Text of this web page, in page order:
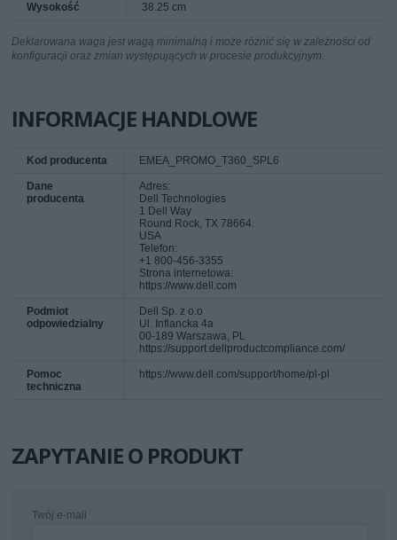
Wysokość 38.25 cm
Deklarowana waga jest wagą minimalną i może różnić się w zależności od
konfiguracji oraz zmian występujących w procesie produkcyjnym.
INFORMACJE HANDLOWE
Kod producenta EMEA_PROMO_T360_SPL6
Dane
producenta
Adres:
Dell Technologies
1 Dell Way
Round Rock, TX 78664.
USA
Telefon:
+1 800-456-3355
Strona internetowa:
https://www.dell.com
Podmiot
odpowiedzialny
Dell Sp. z o.o
Ul. Inflancka 4a
00-189 Warszawa, PL
https://support.dellproductcompliance.com/
Pomoc
techniczna
https://www.dell.com/support/home/pl-pl
ZAPYTANIE O PRODUKT
Twój e-mail